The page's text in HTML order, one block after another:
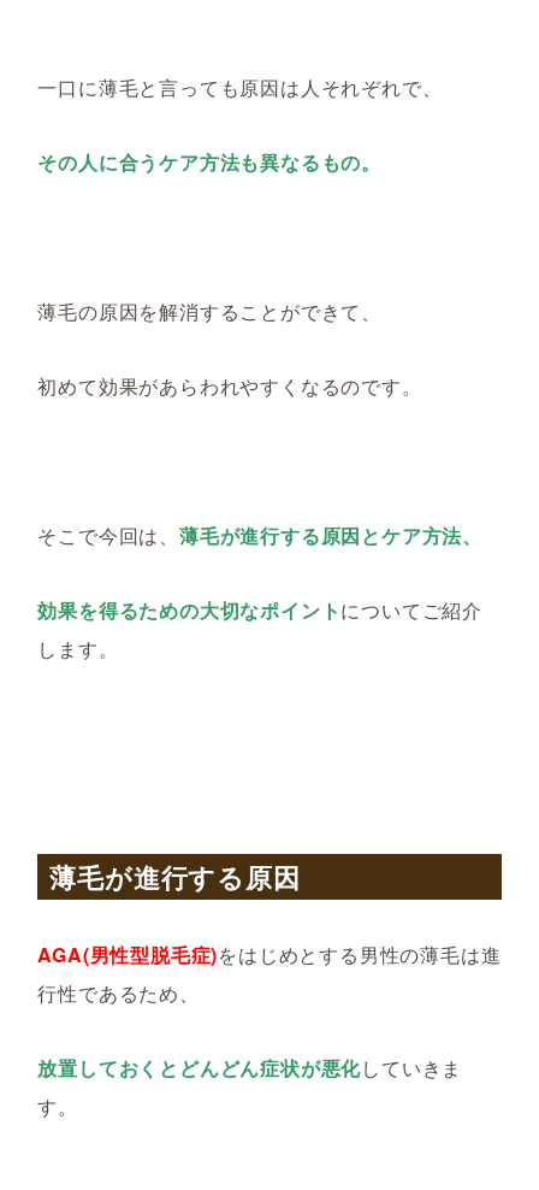
一口に薄毛と言っても原因は人それぞれで、
その人に合うケア方法も異なるもの。
薄毛の原因を解消することができて、
初めて効果があらわれやすくなるのです。
そこで今回は、 薄毛が進行する原因とケア方法、
効果を得るための大切なポイントについてご紹介
します。
薄毛が進行する原因
AGA(男性型脱毛症)をはじめとする男性の薄毛は進
行性であるため、
放置しておくとどんどん症状が悪化していきま
す。